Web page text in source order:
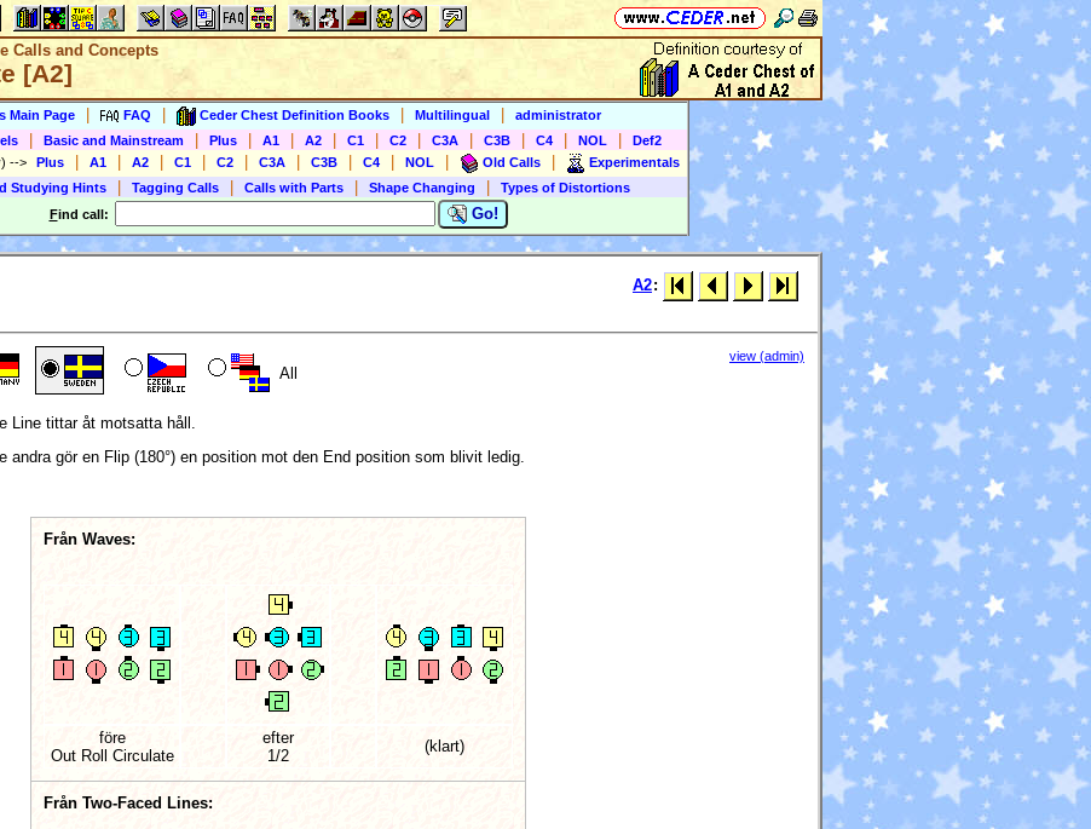
Calls and Concepts
[A2]
Main Page FAQ Ceder Chest Definition Books Multilingual
administrator
Basic and Mainstream Plus A1 A2 C1 C2 C3A C3B C4 NOL
Def2
--> Plus A1 A2 C1 C2 C3A C3B C4 NOL Old Calls
Experimentals
Studying Hints
Tagging Calls Calls with Parts Shape Changing
Types of Distortions
Find call: Go!
A2:
All
view (admin)
Line tittar åt motsatta håll.
andra gör en Flip (180°) en position mot den End position som blivit ledig.
Från Waves:
före
Out Roll Circulate
efter
1/2
(klart)
Från Two-Faced Lines: